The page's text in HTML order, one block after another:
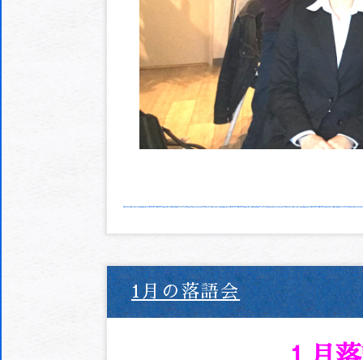
1月の落語会